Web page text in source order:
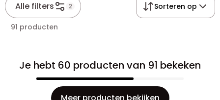
Alle filters 2 Sorteren op
91 producten
Je hebt 60 producten van 91 bekeken